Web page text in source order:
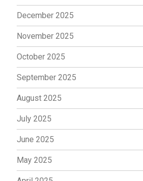
December 2025
November 2025
October 2025
September 2025
August 2025
July 2025
June 2025
May 2025